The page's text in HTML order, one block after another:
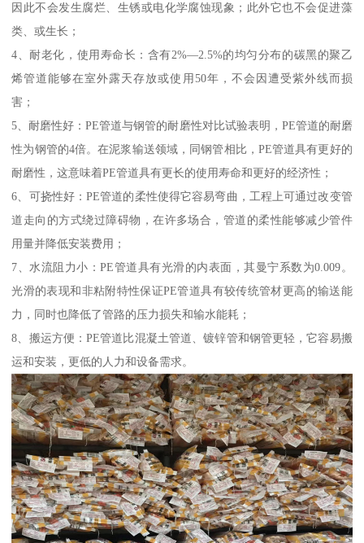
因此不会发生腐烂、生锈或电化学腐蚀现象；此外它也不会促进藻
类、或生长；
4、耐老化，使用寿命长：含有2%—2.5%的均匀分布的碳黑的聚乙
烯管道能够在室外露天存放或使用50年，不会因遭受紫外线而损
害；
5、耐磨性好：PE管道与钢管的耐磨性对比试验表明，PE管道的耐磨
性为钢管的4倍。在泥浆输送领域，同钢管相比，PE管道具有更好的
耐磨性，这意味着PE管道具有更长的使用寿命和更好的经济性；
6、可挠性好：PE管道的柔性使得它容易弯曲，工程上可通过改变管
道走向的方式绕过障碍物，在许多场合，管道的柔性能够减少管件
用量并降低安装费用；
7、水流阻力小：PE管道具有光滑的内表面，其曼宁系数为0.009。
光滑的表现和非粘附特性保证PE管道具有较传统管材更高的输送能
力，同时也降低了管路的压力损失和输水能耗；
8、搬运方便：PE管道比混凝土管道、镀锌管和钢管更轻，它容易搬
运和安装，更低的人力和设备需求。